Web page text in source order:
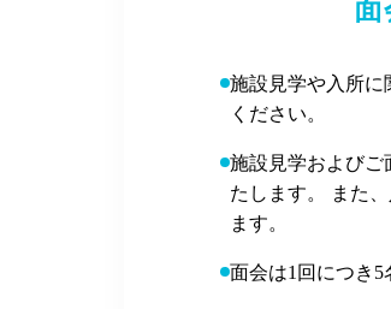
施設見学や入所に
ください。
施設見学およびご
たします。 また
ます。
面会は1回につき5